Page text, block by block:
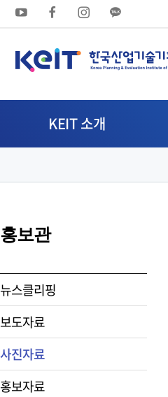
상
메
뉴
KEIT 소개
홍보관
뉴스클리핑
보도자료
사진자료
홍보자료